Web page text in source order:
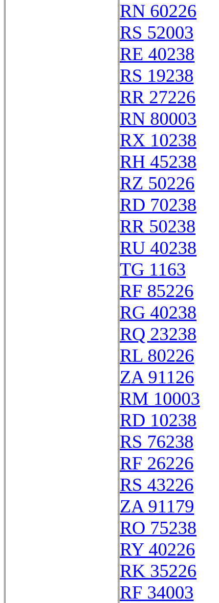
RN 60226
RS 52003
RE 40238
RS 19238
RR 27226
RN 80003
RX 10238
RH 45238
RZ 50226
RD 70238
RR 50238
RU 40238
TG 1163
RF 85226
RG 40238
RQ 23238
RL 80226
ZA 91126
RM 10003
RD 10238
RS 76238
RF 26226
RS 43226
ZA 91179
RO 75238
RY 40226
RK 35226
RF 34003